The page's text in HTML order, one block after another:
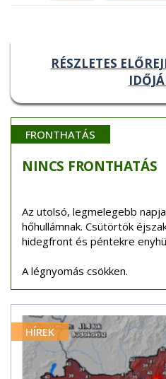
RÉSZLETES
FRONTHATÁS
NINCS FRONTHATÁS
Az utolsó, legmelegebb
hőhullámnak. Csütörtök
hidegfront és péntekre
A légnyomás csökken.
HÍREK